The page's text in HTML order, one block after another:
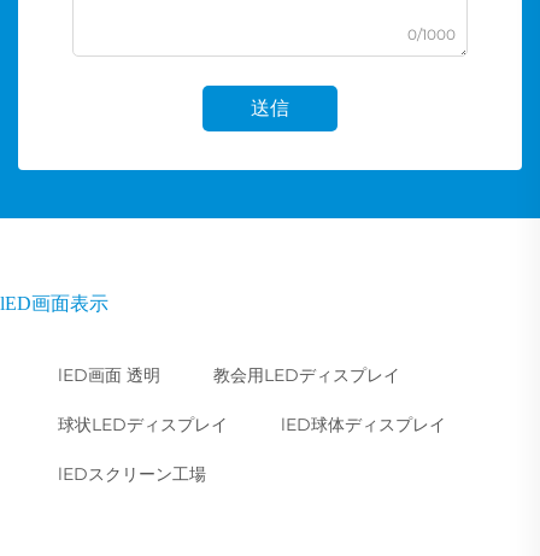
0/1000
送信
lED画面表示
lED画面 透明 教会用LEDディスプレイ
球状LEDディスプレイ lED球体ディスプレイ
lEDスクリーン工場